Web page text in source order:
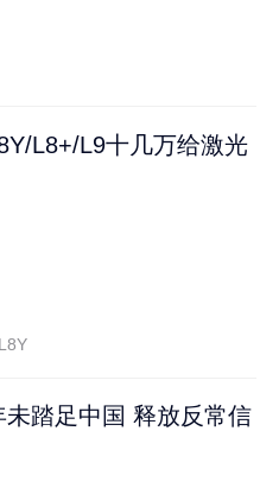
L8+/L9十几万给激光
踏足中国 释放反常信